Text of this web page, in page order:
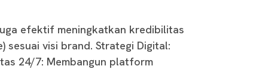
efektif meningkatkan kredibilitas
sesuai visi brand. Strategi Digital:
24/7: Membangun platform